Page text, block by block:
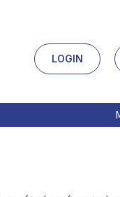
LOGIN